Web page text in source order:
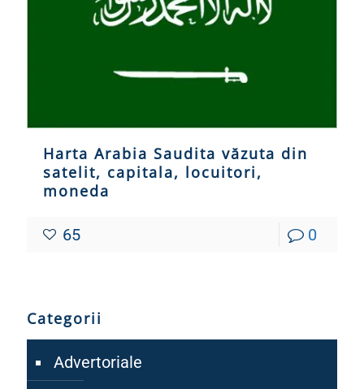
Harta Arabia Saudita văzuta din
satelit, capitala, locuitori,
moneda
65 0
Categorii
Advertoriale